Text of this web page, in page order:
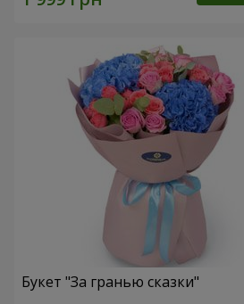
Букет "За гранью сказки"